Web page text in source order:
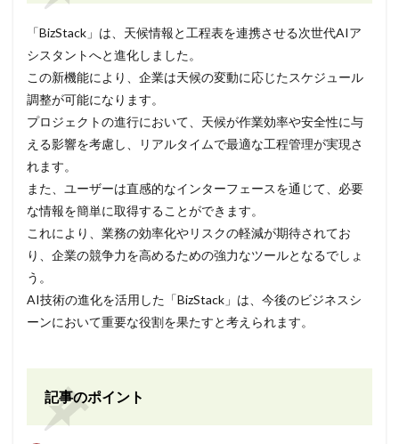
「BizStack」は、天候情報と工程表を連携させる次世代AIア
シスタントへと進化しました。
この新機能により、企業は天候の変動に応じたスケジュール
調整が可能になります。
プロジェクトの進行において、天候が作業効率や安全性に与
える影響を考慮し、リアルタイムで最適な工程管理が実現さ
れます。
また、ユーザーは直感的なインターフェースを通じて、必要
な情報を簡単に取得することができます。
これにより、業務の効率化やリスクの軽減が期待されてお
り、企業の競争力を高めるための強力なツールとなるでしょ
う。
AI技術の進化を活用した「BizStack」は、今後のビジネスシ
ーンにおいて重要な役割を果たすと考えられます。
記事のポイント